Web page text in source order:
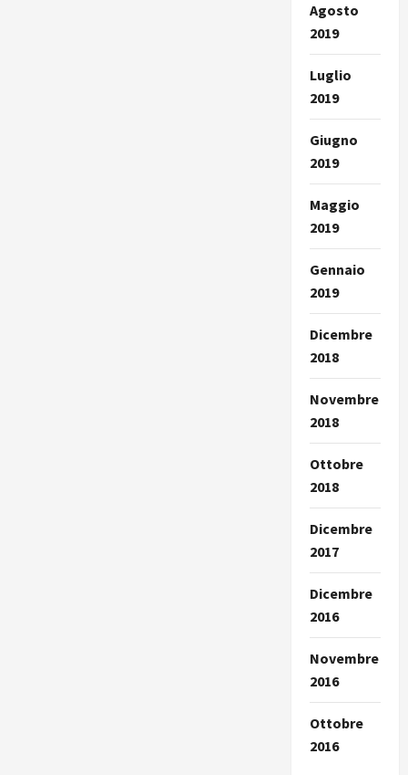
Agosto
2019
Luglio
2019
Giugno
2019
Maggio
2019
Gennaio
2019
Dicembre
2018
Novembre
2018
Ottobre
2018
Dicembre
2017
Dicembre
2016
Novembre
2016
Ottobre
2016